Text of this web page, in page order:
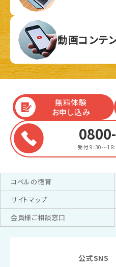
動画コンテ
無料体験
お申し込み
受付 9:30～
コペルの徳育
サイトマップ
会員様ご相談窓口
公式SNS